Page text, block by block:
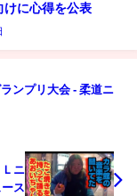
けに心得を公表
ンプリ大会 - 柔道ニ
Ｌニ
ース